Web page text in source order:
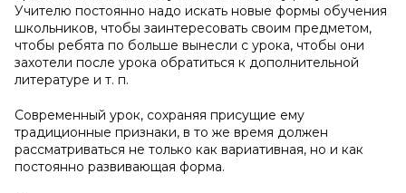
Учителю постоянно надо искать новые формы обучения
школьников, чтобы заинтересовать своим предметом,
чтобы ребята по больше вынесли с урока, чтобы они
захотели после урока обратиться к дополнительной
литературе и т. п.
Современный урок, сохраняя присущие ему
традиционные признаки, в то же время должен
рассматриваться не только как вариативная, но и как
постоянно развивающая форма.